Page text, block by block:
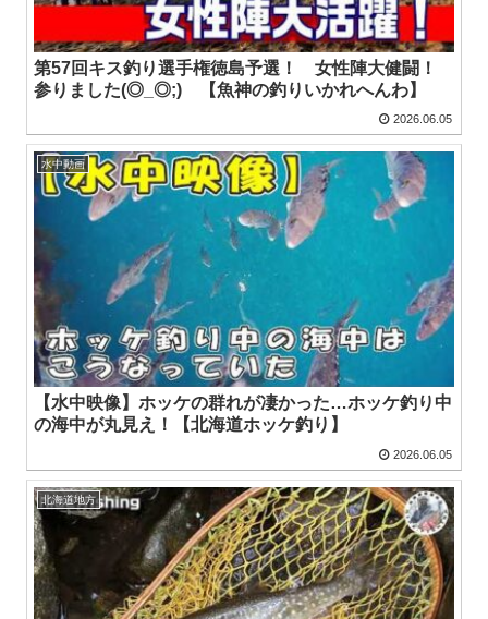
第57回キス釣り選手権徳島予選！ 女性陣大健闘！
参りました(◎_◎;) 【魚神の釣りいかれへんわ】
2026.06.05
水中動画
【水中映像】ホッケの群れが凄かった…ホッケ釣り中
の海中が丸見え！【北海道ホッケ釣り】
2026.06.05
北海道地方